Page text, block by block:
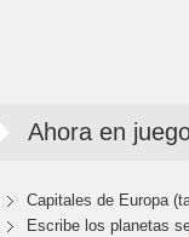
Ahora en
Capitales de Europa
Escribe los planetas